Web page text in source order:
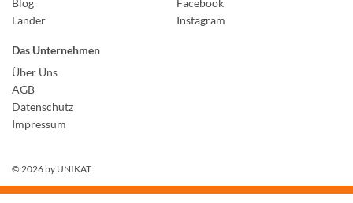
Blog
Länder
Facebook
Instagram
Das Unternehmen
Über Uns
AGB
Datenschutz
Impressum
© 2026 by UNIKAT